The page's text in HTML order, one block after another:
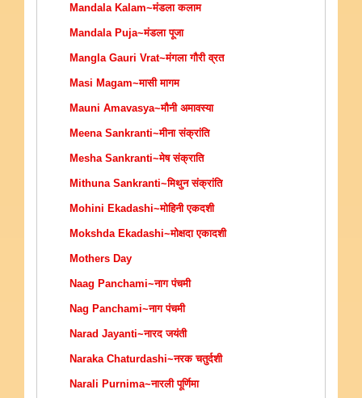
Mandala Kalam~मंडला कलाम
Mandala Puja~मंडला पूजा
Mangla Gauri Vrat~मंगला गौरी व्रत
Masi Magam~मासी मागम
Mauni Amavasya~मौनी अमावस्या
Meena Sankranti~मीना संक्रांति
Mesha Sankranti~मेष संक्राति
Mithuna Sankranti~मिथुन संक्रांति
Mohini Ekadashi~मोहिनी एकदशी
Mokshda Ekadashi~मोक्षदा एकादशी
Mothers Day
Naag Panchami~नाग पंचमी
Nag Panchami~नाग पंचमी
Narad Jayanti~नारद जयंती
Naraka Chaturdashi~नरक चतुर्दशी
Narali Purnima~नारली पूर्णिमा